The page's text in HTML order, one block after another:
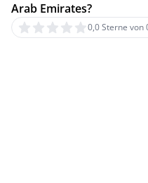
Arab Emirates?
0,0 Sterne von